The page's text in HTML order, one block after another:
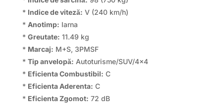
* Indice de viteză: V (240 km/h)
* Anotimp: Iarna
* Greutate: 11.49 kg
* Marcaj: M+S, 3PMSF
* Tip anvelopă: Autoturisme/SUV/4×4
* Eficienta Combustibil: C
* Eficienta Aderenta: C
* Eficienta Zgomot: 72 dB